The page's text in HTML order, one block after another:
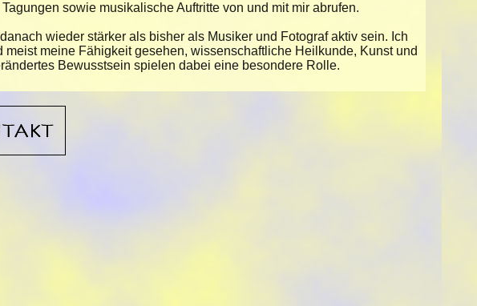
sowie musikalische Auftritte von und mit mir abrufen.
wieder stärker als bisher als Musiker und Fotograf aktiv sein. Ich
meine Fähigkeit gesehen, wissenschaftliche Heilkunde, Kunst und
Bewusstsein spielen dabei eine besondere Rolle.